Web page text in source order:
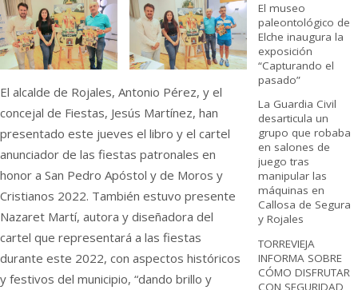
El alcalde de Rojales, Antonio Pérez, y el
concejal de Fiestas, Jesús Martínez, han
presentado este jueves el libro y el cartel
anunciador de las fiestas patronales en
honor a San Pedro Apóstol y de Moros y
Cristianos 2022. También estuvo presente
Nazaret Martí, autora y diseñadora del
cartel que representará a las fiestas
durante este 2022, con aspectos históricos
y festivos del municipio, “dando brillo y
El museo
paleontológico de
Elche inaugura la
exposición
“Capturando el
pasado”
La Guardia Civil
desarticula un
grupo que robaba
en salones de
juego tras
manipular las
máquinas en
Callosa de Segura
y Rojales
TORREVIEJA
INFORMA SOBRE
CÓMO DISFRUTAR
CON SEGURIDAD